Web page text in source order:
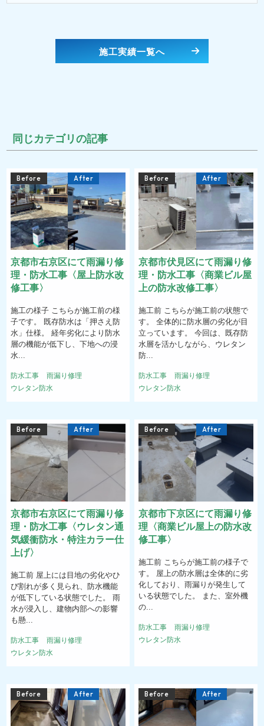
施工実績一覧へ
同じカテゴリの記事
Before After
京都市右京区にて雨漏り修
理・防水工事〈屋上防水改
修工事〉
施工の様子 こちらが施工前の様
子です。 既存防水は「押さえ防
水」仕様。 経年劣化により防水
層の機能が低下し、下地への浸
水...
防水工事
雨漏り修理
ウレタン防水
Before After
京都市伏見区にて雨漏り修
理・防水工事〈商業ビル屋
上の防水改修工事〉
施工前 こちらが施工前の状態で
す。 全体的に防水層の劣化が目
立っています。 今回は、既存防
水層を活かしながら、ウレタン
防...
防水工事
雨漏り修理
ウレタン防水
Before After
京都市右京区にて雨漏り修
理・防水工事〈ウレタン通
気緩衝防水・特注カラー仕
上げ〉
施工前 屋上には目地の劣化やひ
び割れが多く見られ、防水機能
が低下している状態でした。 雨
水が浸入し、建物内部への影響
も懸...
防水工事
雨漏り修理
ウレタン防水
Before After
京都市下京区にて雨漏り修
理〈商業ビル屋上の防水改
修工事〉
施工前 こちらが施工前の様子で
す。 屋上の防水層は全体的に劣
化しており、雨漏りが発生して
いる状態でした。 また、室外機
の...
防水工事
雨漏り修理
ウレタン防水
Before After Before After